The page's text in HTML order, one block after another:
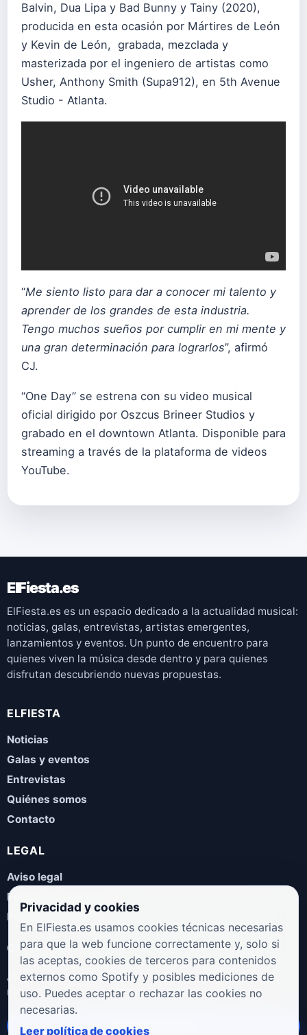
Balvin, Dua Lipa y Bad Bunny y Tainy (2020),
producida en esta ocasión por Mártires de León
y Kevin de León, grabada, mezclada y
masterizada por el ingeniero de artistas como
Usher, Anthony Smith (Supa912), en 5th Avenue
Studio - Atlanta.
“Me siento listo para dar a conocer mi talento y
aprender de los grandes de esta industria.
Tengo muchos sueños por cumplir en mi mente y
una gran determinación para lograrlos”, afirmó
CJ.
“One Day” se estrena con su video musical
oficial dirigido por Oszcus Brineer Studios y
grabado en el downtown Atlanta. Disponible para
streaming a través de la plataforma de videos
YouTube.
ElFiesta.es
ElFiesta.es es un espacio dedicado a la actualidad musical:
noticias, galas, entrevistas, artistas emergentes,
lanzamientos y eventos. Un punto de encuentro para
quienes viven la música desde dentro y para quienes
disfrutan descubriendo nuevas propuestas.
ELFIESTA
Noticias
Galas y eventos
Entrevistas
Quiénes somos
Contacto
LEGAL
Aviso legal
Política de privacidad
Política de cookies
COLABORA
¿Eres artista, manager, sello o promotor? Envíanos tus
novedades, galas, entrevistas o propuestas musicales.
Enviar propuesta
Privacidad y cookies
En ElFiesta.es usamos cookies técnicas necesarias
para que la web funcione correctamente y, solo si
las aceptas, cookies de terceros para contenidos
externos como Spotify y posibles mediciones de
uso. Puedes aceptar o rechazar las cookies no
necesarias.
Leer política de cookies